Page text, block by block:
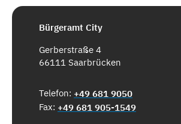
Bürgeramt City
Gerberstraße 4
66111 Saarbrücken
Telefon: +49 681 9050
Fax: +49 681 905-1549